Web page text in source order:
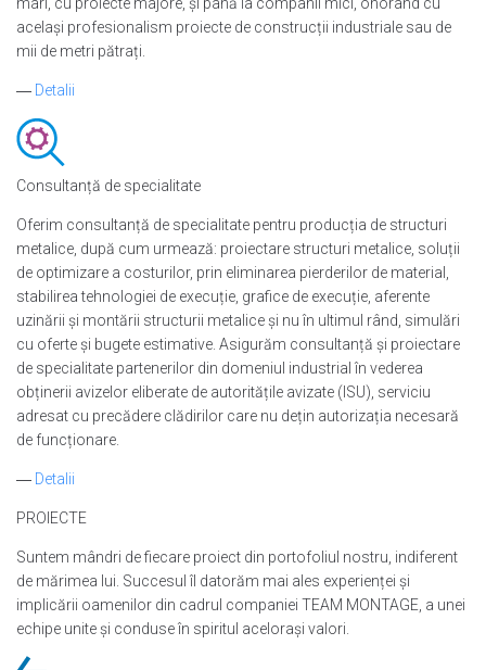
mari, cu proiecte majore, și până la companii mici, onorând cu
același profesionalism proiecte de construcții industriale sau de
mii de metri pătrați.
― Detalii
Consultanță de specialitate
Oferim consultanță de specialitate pentru producția de structuri
metalice, după cum urmează: proiectare structuri metalice, soluții
de optimizare a costurilor, prin eliminarea pierderilor de material,
stabilirea tehnologiei de execuție, grafice de execuție, aferente
uzinării și montării structurii metalice și nu în ultimul rând, simulări
cu oferte și bugete estimative. Asigurăm consultanță și proiectare
de specialitate partenerilor din domeniul industrial în vederea
obținerii avizelor eliberate de autoritățile avizate (ISU), serviciu
adresat cu precădere clădirilor care nu dețin autorizația necesară
de funcționare.
― Detalii
PROIECTE
Suntem mândri de fiecare proiect din portofoliul nostru, indiferent
de mărimea lui. Succesul îl datorăm mai ales experienței și
implicării oamenilor din cadrul companiei TEAM MONTAGE, a unei
echipe unite și conduse în spiritul acelorași valori.